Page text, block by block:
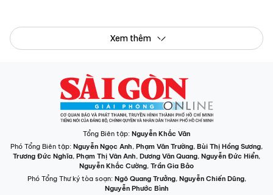
Xem thêm
Tổng Biên tập: Nguyễn Khắc Văn
Phó Tổng Biên tập: Nguyễn Ngọc Anh, Phạm Văn Trường, Bùi Thị Hồng Sương,
Trương Đức Nghĩa, Phạm Thị Vân Anh, Dương Văn Quang, Nguyễn Đức Hiển,
Nguyễn Khắc Cường, Trần Gia Bảo
Phó Tổng Thư ký tòa soạn: Ngô Quang Trưởng, Nguyễn Chiến Dũng,
Nguyễn Phước Bình